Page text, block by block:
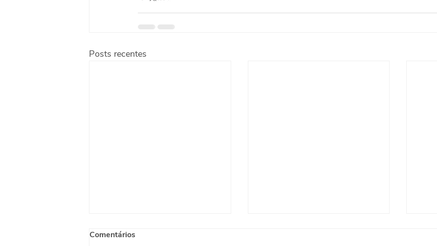
Posts recentes
Comentários